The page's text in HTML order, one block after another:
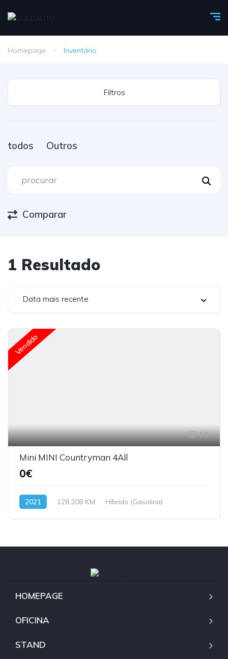
Homepage Inventário
Filtros
todos Outros
Comparar
1 Resultado
Data mais recente
Vendido
50
Mini MINI Countryman 4All
0€
2021 128.208 KM Híbrido (Gasolina)
HOMEPAGE
OFICINA
STAND